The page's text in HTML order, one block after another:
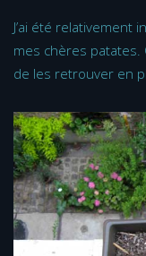
J’ai été
mes chères
de les retrouver en